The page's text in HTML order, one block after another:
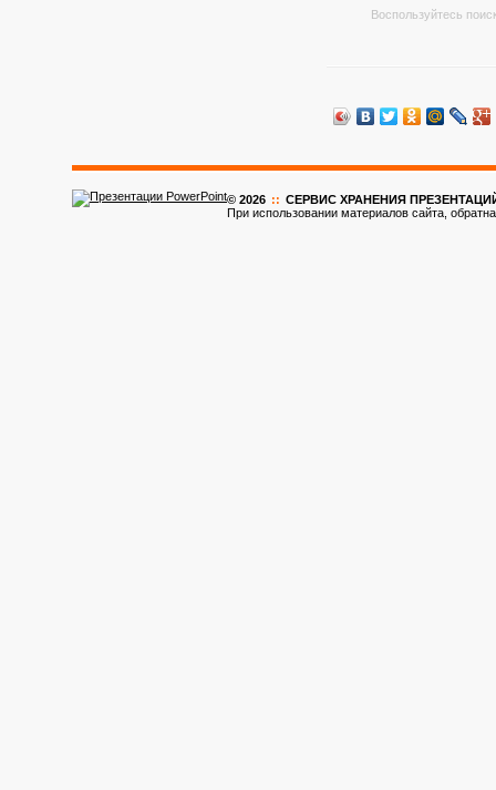
Воспользуйтесь
© 2026 :: CЕРВИС ХРАНЕНИЯ ПРЕЗЕНТАЦИЙ
При использовании материалов сайта,